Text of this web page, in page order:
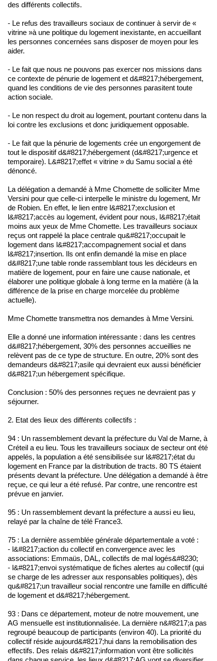
des différents collectifs.
- Le refus des travailleurs sociaux de continuer à servir de «
vitrine »à une politique du logement inexistante, en accueillant
les personnes concernées sans disposer de moyen pour les
aider.
- Le fait que nous ne pouvons pas exercer nos missions dans
ce contexte de pénurie de logement et d&#8217;hébergement,
quand les conditions de vie des personnes parasitent toute
action sociale.
- Le non respect du droit au logement, pourtant contenu dans la
loi contre les exclusions et donc juridiquement opposable.
- Le fait que la pénurie de logements crée un engorgement de
tout le dispositif d&#8217;hébergement (d&#8217;urgence et
temporaire). L&#8217;effet « vitrine » du Samu social a été
dénoncé.
La délégation a demandé à Mme Chomette de solliciter Mme
Versini pour que celle-ci interpelle le ministre du logement, Mr
de Robien. En effet, le lien entre l&#8217;exclusion et
l&#8217;accès au logement, évident pour nous, l&#8217;était
moins aux yeux de Mme Chomette. Les travailleurs sociaux
reçus ont rappelé la place centrale qu&#8217;occupait le
logement dans l&#8217;accompagnement social et dans
l&#8217;insertion. Ils ont enfin demandé la mise en place
d&#8217;une table ronde rassemblant tous les décideurs en
matière de logement, pour en faire une cause nationale, et
élaborer une politique globale à long terme en la matière (à la
différence de la prise en charge morcelée du problème
actuelle).
Mme Chomette transmettra nos demandes à Mme Versini.
Elle a donné une information intéressante : dans les centres
d&#8217;hébergement, 30% des personnes accueillies ne
relèvent pas de ce type de structure. En outre, 20% sont des
demandeurs d&#8217;asile qui devraient eux aussi bénéficier
d&#8217;un hébergement spécifique.
Conclusion : 50% des personnes reçues ne devraient pas y
séjourner.
2. Etat des lieux des différents collectifs :
94 : Un rassemblement devant la préfecture du Val de Marne, à
Créteil a eu lieu. Tous les travailleurs sociaux de secteur ont été
appelés, la population a été sensibilisée sur l&#8217;état du
logement en France par la distribution de tracts. 80 TS étaient
présents devant la préfecture. Une délégation a demandé à être
reçue, ce qui leur a été refusé. Par contre, une rencontre est
prévue en janvier.
95 : Un rassemblement devant la préfecture a aussi eu lieu,
relayé par la chaîne de télé France3.
75 : La dernière assemblée générale départementale a voté :
- l&#8217;action du collectif en convergence avec les
associations: Emmaüs, DAL, collectifs de mal logés&#8230;
- l&#8217;envoi systématique de fiches alertes au collectif (qui
se charge de les adresser aux responsables politiques), dès
qu&#8217;un travailleur social rencontre une famille en difficulté
de logement et d&#8217;hébergement.
93 : Dans ce département, moteur de notre mouvement, une
AG mensuelle est institutionnalisée. La dernière n&#8217;a pas
regroupé beaucoup de participants (environ 40). La priorité du
collectif réside aujourd&#8217;hui dans la remobilisation des
effectifs. Des relais d&#8217;information vont être sollicités